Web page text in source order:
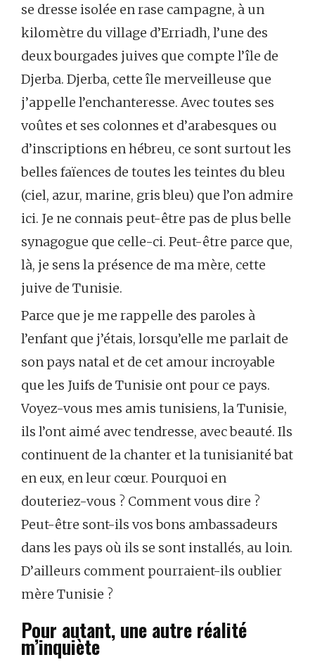
se dresse isolée en rase campagne, à un
kilomètre du village d’Erriadh, l’une des
deux bourgades juives que compte l’île de
Djerba. Djerba, cette île merveilleuse que
j’appelle l’enchanteresse. Avec toutes ses
voûtes et ses colonnes et d’arabesques ou
d’inscriptions en hébreu, ce sont surtout les
belles faïences de toutes les teintes du bleu
(ciel, azur, marine, gris bleu) que l’on admire
ici. Je ne connais peut-être pas de plus belle
synagogue que celle-ci. Peut-être parce que,
là, je sens la présence de ma mère, cette
juive de Tunisie.
Parce que je me rappelle des paroles à
l’enfant que j’étais, lorsqu’elle me parlait de
son pays natal et de cet amour incroyable
que les Juifs de Tunisie ont pour ce pays.
Voyez-vous mes amis tunisiens, la Tunisie,
ils l’ont aimé avec tendresse, avec beauté. Ils
continuent de la chanter et la tunisianité bat
en eux, en leur cœur. Pourquoi en
douteriez-vous ? Comment vous dire ?
Peut-être sont-ils vos bons ambassadeurs
dans les pays où ils se sont installés, au loin.
D’ailleurs comment pourraient-ils oublier
mère Tunisie ?
Pour autant, une autre réalité
m’inquiète